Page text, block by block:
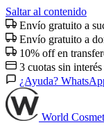
Saltar al contenido
Envío gratuito a
Envío gratuito a
10% off en
3 cuotas sin
¿Ayuda?
World